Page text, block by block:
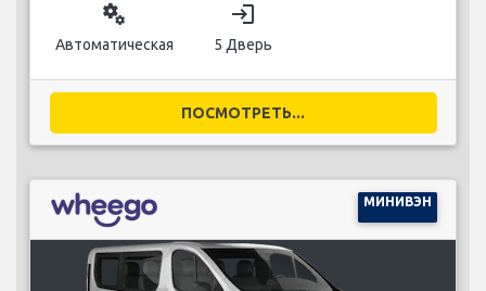
miscellaneous_services
Автоматическая
login
5 Дверь
ПОСМОТРЕТЬ...
МИНИВЭН